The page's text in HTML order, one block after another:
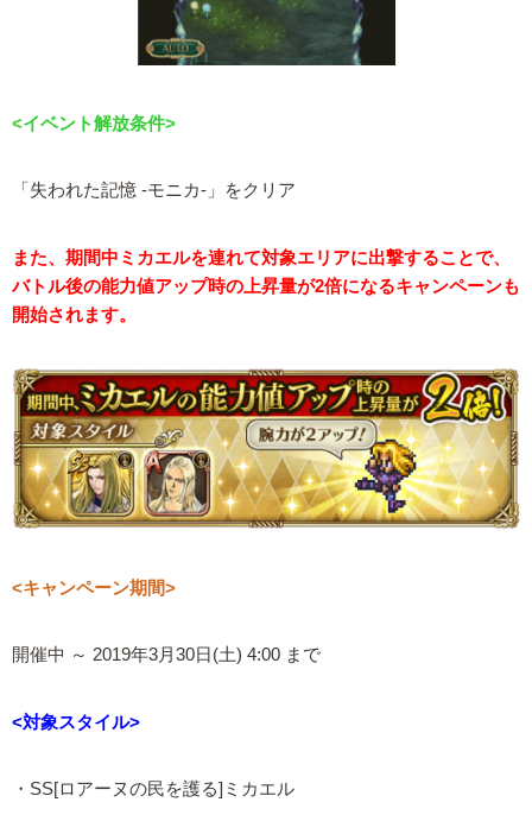
<イベント解放条件>
「失われた記憶 -モニカ-」をクリア
また、期間中ミカエルを連れて対象エリアに出撃することで、
バトル後の能力値アップ時の上昇量が2倍になるキャンペーンも
開始されます。
<キャンペーン期間>
開催中 ～ 2019年3月30日(土) 4:00 まで
<対象スタイル>
・SS[ロアーヌの民を護る]ミカエル